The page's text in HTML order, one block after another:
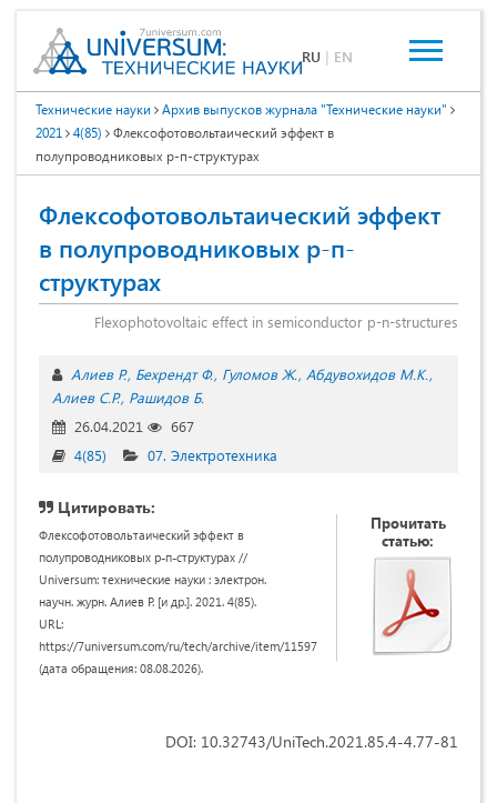
RU | EN
Технические науки
Архив выпусков журнала "Технические науки"
2021
4(85)
Флексофотовольтаический эффект в
полупроводниковых р-п-структурах
Флексофотовольтаический эффект
в полупроводниковых р-п-
структурах
Flexophotovoltaic effect in semiconductor p-n-structures
Алиев Р. Бехрендт Ф. Гуломов Ж. Абдувохидов М.К.
Алиев С.Р. Рашидов Б.
26.04.2021
667
4(85)
07. Электротехника
Цитировать:
Флексофотовольтаический эффект в
полупроводниковых р-п-структурах //
Universum: технические науки : электрон.
научн. журн. Алиев Р. [и др.]. 2021. 4(85).
URL:
https://7universum.com/ru/tech/archive/item/11597
(дата обращения: 08.08.2026).
Прочитать
статью:
DOI: 10.32743/UniTech.2021.85.4-4.77-81